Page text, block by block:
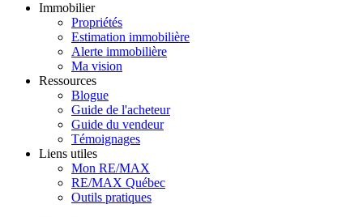
Immobilier
Propriétés
Estimation immobilière
Alerte immobilière
Ma vision
Ressources
Blogue
Guide de l'acheteur
Guide du vendeur
Témoignages
Liens utiles
Mon RE/MAX
RE/MAX Québec
Outils pratiques